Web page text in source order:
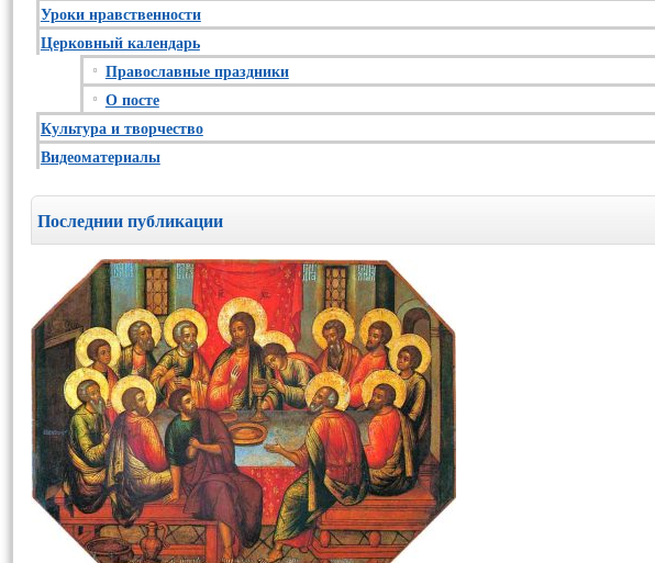
Уроки нравственности
Церковный календарь
Православные праздники
О посте
Культура и творчество
Видеоматериалы
Последнии публикации